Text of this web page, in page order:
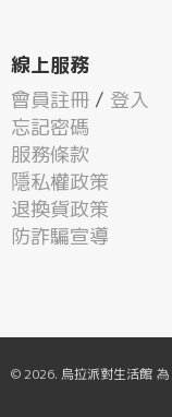
線上服務
會員註冊 / 登入
忘記密碼
服務條款
隱私權政策
退換貨政策
防詐騙宣導
© 2026. 烏拉派對生活館 為